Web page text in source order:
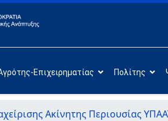
Επιχειρηματίας Πολίτης
Ακίνητης Περιουσίας